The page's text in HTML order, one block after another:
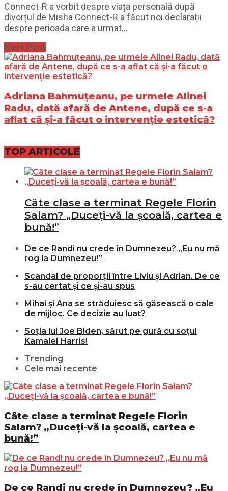
Connect-R a vorbit despre viața personală după
divorțul de Misha Connect-R a făcut noi declarații
despre perioada care a urmat...
Next Post
Adriana Bahmuțeanu, pe urmele Alinei
Radu, dată afară de Antene, după ce s-a
aflat că şi-a făcut o intervenţie estetică?
TOP ARTICOLE
Câte clase a terminat Regele Florin
Salam? „Duceți-vă la școală, cartea e
bună!”
De ce Randi nu crede în Dumnezeu? „Eu nu mă
rog la Dumnezeu!”
Scandal de proporții între Liviu și Adrian. De ce
s-au certat și ce și-au spus
Mihai și Ana se străduiesc să găsească o cale
de mijloc. Ce decizie au luat?
Soția lui Joe Biden, sărut pe gură cu soțul
Kamalei Harris!
Trending
Cele mai recente
Câte clase a terminat Regele Florin
Salam? „Duceți-vă la școală, cartea e
bună!”
De ce Randi nu crede în Dumnezeu? „Eu